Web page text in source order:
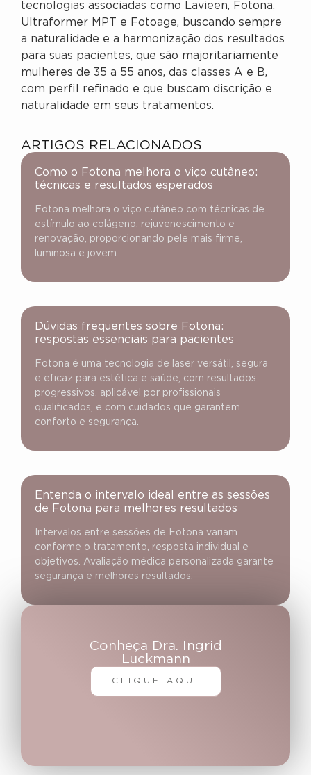
tecnologias associadas como Lavieen, Fotona,
Ultraformer MPT e Fotoage, buscando sempre
a naturalidade e a harmonização dos resultados
para suas pacientes, que são majoritariamente
mulheres de 35 a 55 anos, das classes A e B,
com perfil refinado e que buscam discrição e
naturalidade em seus tratamentos.
ARTIGOS RELACIONADOS
Como o Fotona melhora o viço cutâneo:
técnicas e resultados esperados
Fotona melhora o viço cutâneo com técnicas de
estímulo ao colágeno, rejuvenescimento e
renovação, proporcionando pele mais firme,
luminosa e jovem.
Dúvidas frequentes sobre Fotona:
respostas essenciais para pacientes
Fotona é uma tecnologia de laser versátil, segura
e eficaz para estética e saúde, com resultados
progressivos, aplicável por profissionais
qualificados, e com cuidados que garantem
conforto e segurança.
Entenda o intervalo ideal entre as sessões
de Fotona para melhores resultados
Intervalos entre sessões de Fotona variam
conforme o tratamento, resposta individual e
objetivos. Avaliação médica personalizada garante
segurança e melhores resultados.
Conheça Dra. Ingrid
Luckmann
CLIQUE AQUI